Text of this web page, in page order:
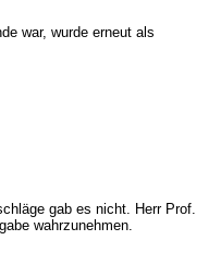
war, wurde erneut als
gab es nicht. Herr Prof.
wahrzunehmen.